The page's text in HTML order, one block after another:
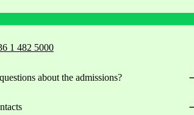
1 482 5000
about the admissions?